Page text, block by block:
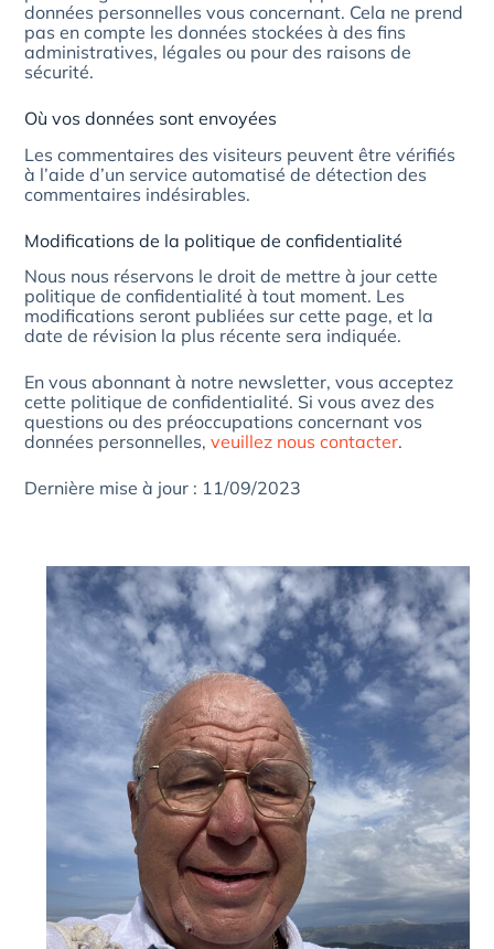
données personnelles vous concernant. Cela ne prend
pas en compte les données stockées à des fins
administratives, légales ou pour des raisons de
sécurité.
Où vos données sont envoyées
Les commentaires des visiteurs peuvent être vérifiés
à l’aide d’un service automatisé de détection des
commentaires indésirables.
Modifications de la politique de confidentialité
Nous nous réservons le droit de mettre à jour cette
politique de confidentialité à tout moment. Les
modifications seront publiées sur cette page, et la
date de révision la plus récente sera indiquée.
En vous abonnant à notre newsletter, vous acceptez
cette politique de confidentialité. Si vous avez des
questions ou des préoccupations concernant vos
données personnelles,veuillez nous contacter.
Dernière mise à jour : 11/09/2023